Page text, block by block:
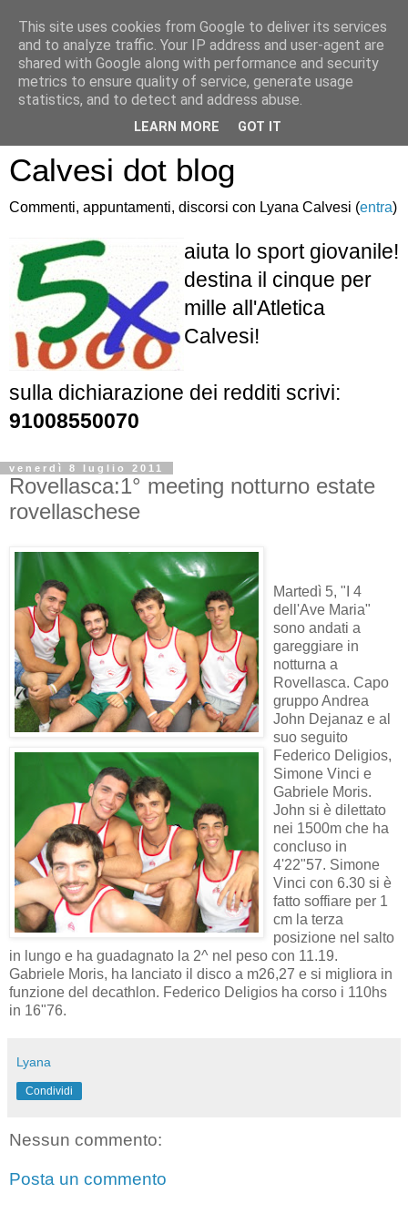
Atletica Sandro
Calvesi dot blog
Commenti, appuntamenti, discorsi con Lyana Calvesi (entra)
aiuta lo sport giovanile!
destina il cinque per
mille all'Atletica
Calvesi!
sulla dichiarazione dei redditi scrivi:
91008550070
venerdì 8 luglio 2011
Rovellasca:1° meeting notturno estate
rovellaschese
Martedì 5, "I 4
dell'Ave Maria"
sono andati a
gareggiare in
notturna a
Rovellasca. Capo
gruppo Andrea
John Dejanaz e al
suo seguito
Federico Deligios,
Simone Vinci e
Gabriele Moris.
John si è dilettato
nei 1500m che ha
concluso in
4'22"57. Simone
Vinci con 6.30 si è
fatto soffiare per 1
cm la terza
posizione nel salto
in lungo e ha guadagnato la 2^ nel peso con 11.19.
Gabriele Moris, ha lanciato il disco a m26,27 e si migliora in
funzione del decathlon. Federico Deligios ha corso i 110hs
in 16"76.
Lyana
Condividi
Nessun commento:
Posta un commento
This site uses cookies from Google to deliver its services
and to analyze traffic. Your IP address and user-agent are
shared with Google along with performance and security
metrics to ensure quality of service, generate usage
statistics, and to detect and address abuse.
LEARN MORE GOT IT